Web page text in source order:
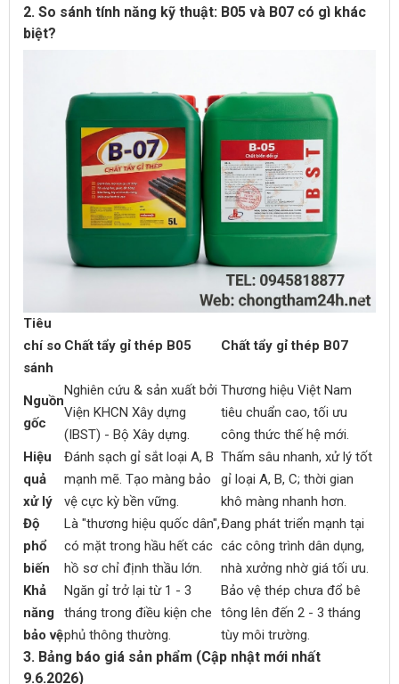
2. So sánh tính năng kỹ thuật: B05 và B07 có gì khác
biệt?
Tiêu
chí so
sánh
Chất tẩy gỉ thép B05 Chất tẩy gỉ thép B07
Nguồn
gốc
Nghiên cứu & sản xuất bởi
Viện KHCN Xây dựng
(IBST) - Bộ Xây dựng.
Thương hiệu Việt Nam
tiêu chuẩn cao, tối ưu
công thức thế hệ mới.
Hiệu
quả
xử lý
Đánh sạch gỉ sắt loại A, B
mạnh mẽ. Tạo màng bảo
vệ cực kỳ bền vững.
Thấm sâu nhanh, xử lý tốt
gỉ loại A, B, C; thời gian
khô màng nhanh hơn.
Độ
phổ
biến
Là "thương hiệu quốc dân",
có mặt trong hầu hết các
hồ sơ chỉ định thầu lớn.
Đang phát triển mạnh tại
các công trình dân dụng,
nhà xưởng nhờ giá tối ưu.
Khả
năng
bảo vệ
Ngăn gỉ trở lại từ 1 - 3
tháng trong điều kiện che
phủ thông thường.
Bảo vệ thép chưa đổ bê
tông lên đến 2 - 3 tháng
tùy môi trường.
3. Bảng báo giá sản phẩm (Cập nhật mới nhất
9.6.2026)